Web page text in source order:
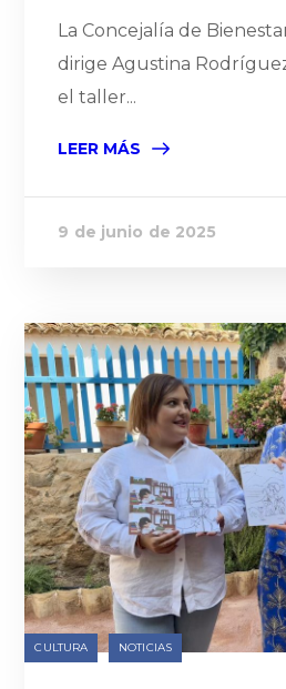
La Concejalía de
dirige Agustina
el taller...
LEER MÁS
9 de junio de 2025
CULTURA NOTICIAS